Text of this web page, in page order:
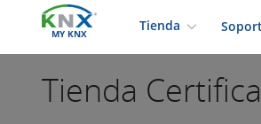
MY KNX
Tienda
Tienda